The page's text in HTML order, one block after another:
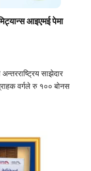
आइएमई पेमा
साझेदार
वर्गले रु १०० बोनस